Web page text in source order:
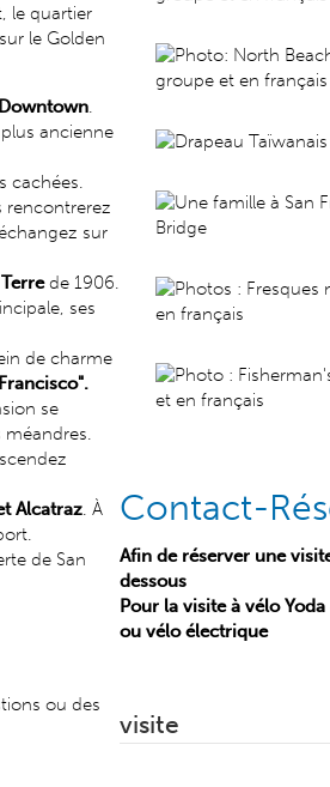
le quartier
le Golden
Downtown.
ancienne
cachées.
rencontrerez
sur
de 1906.
ses
de charme
se
méandres.
Alcatraz. À
de San
ou des
Contact-
Afin de réserver une
dessous
Pour la visite à vélo
ou vélo électrique
visite